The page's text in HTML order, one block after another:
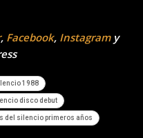
, Facebook, Instagramy
1988
disco debut
del silencio primeros años